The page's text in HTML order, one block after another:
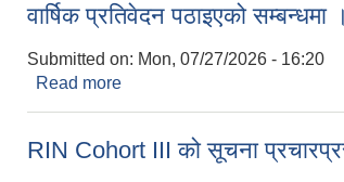
वार्षिक प्रतिवेदन पठाइएको सम्बन्धमा
Submitted on: Mon, 07/27/2026 - 16:20
Read more
RIN Cohort III को सूचना